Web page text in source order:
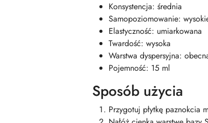
Konsystencja: średnia
Samopoziomowanie:
Elastyczność: umiarkowana
Twardość: wysoka
Warstwa dyspersyjna:
Pojemność: 15 ml
Sposób użycia
Przygotuj płytkę paznokcia